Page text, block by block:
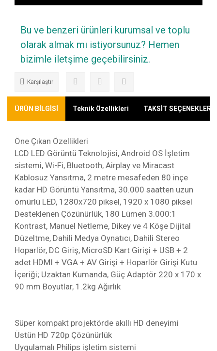
Bu ve benzeri ürünleri kurumsal ve toplu
olarak almak mı istiyorsunuz? Hemen
bizimle iletşime geçebilirsiniz.
Karşılaştır
ÜRÜN BİLGİSİ Teknik Özellikleri TAKSİT SEÇENEKLERİ
Öne Çıkan Özellikleri
LCD LED Görüntü Teknolojisi, Android OS İşletim
sistemi, Wi-Fi, Bluetooth, Airplay ve Miracast
Kablosuz Yansıtma, 2 metre mesafeden 80 inçe
kadar HD Görüntü Yansıtma, 30.000 saatten uzun
ömürlü LED, 1280x720 piksel, 1920 x 1080 piksel
Desteklenen Çözünürlük, 180 Lümen 3.000:1
Kontrast, Manuel Netleme, Dikey ve 4 Köşe Dijital
Düzeltme, Dahili Medya Oynatıcı, Dahili Stereo
Hoparlör, DC Giriş, MicroSD Kart Girişi + USB + 2
adet HDMI + VGA + AV Girişi + Hoparlör Girişi Kutu
İçeriği; Uzaktan Kumanda, Güç Adaptör 220 x 170 x
90 mm Boyutlar, 1.2kg Ağırlık
Süper kompakt projektörde akıllı HD deneyimi
Üstün HD 720p Çözünürlük
Uygulamalı Philips işletim sistemi